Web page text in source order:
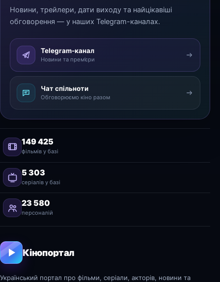
Новини, трейлери, дати виходу та найцікавіші
обговорення — у наших Telegram-каналах.
Telegram-канал
Новини та прем’єри
Чат спільноти
Обговорюємо кіно разом
149 425
фільмів у базі
5 303
серіалів у базі
23 580
персоналій
Кінопортал
Український портал про фільми, серіали, акторів, новини та